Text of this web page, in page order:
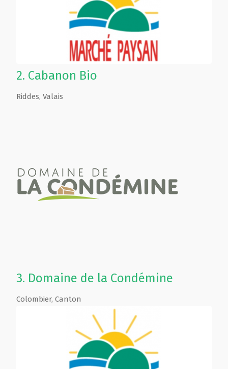
2. Cabanon Bio
Riddes, Valais
3. Domaine de la Condémine
Colombier, Canton